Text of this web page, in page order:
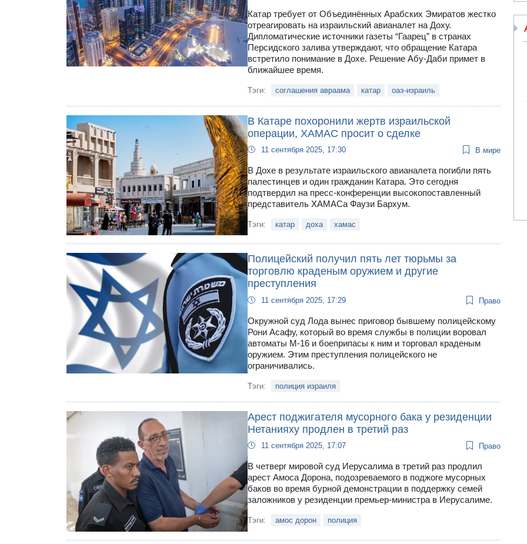
Катар требует от Объединённых Арабских Эмиратов жестко
отреагировать на израильский авианалет на Доху.
Дипломатические источники газеты “Гаарец” в странах
Персидского залива утверждают, что обращение Катара
встретило понимание в Дохе. Решение Абу-Даби примет в
ближайшее время.
Тэги: соглашения авраама катар оаэ-израиль
В Катаре похоронили жертв израильской
операции, ХАМАС просит о сделке
11 сентября 2025, 17:30 В мире
В Дохе в результате израильского авианалета погибли пять
палестинцев и один гражданин Катара. Это сегодня
подтвердил на пресс-конференции высокопоставленный
представитель ХАМАСа Фаузи Бархум.
Тэги: катар доха хамас
Полицейский получил пять лет тюрьмы за
торговлю краденым оружием и другие
преступления
11 сентября 2025, 17:29 Право
Окружной суд Лода вынес приговор бывшему полицейскому
Рони Асафу, который во время службы в полиции воровал
автоматы М-16 и боеприпасы к ним и торговал краденым
оружием. Этим преступления полицейского не
ограничивались.
Тэги: полиция израиля
Арест поджигателя мусорного бака у резиденции
Нетанияху продлен в третий раз
11 сентября 2025, 17:07 Право
В четверг мировой суд Иерусалима в третий раз продлил
арест Амоса Дорона, подозреваемого в поджоге мусорных
баков во время бурной демонстрации в поддержку семей
заложников у резиденции премьер-министра в Иерусалиме.
Тэги: амос дорон полиция